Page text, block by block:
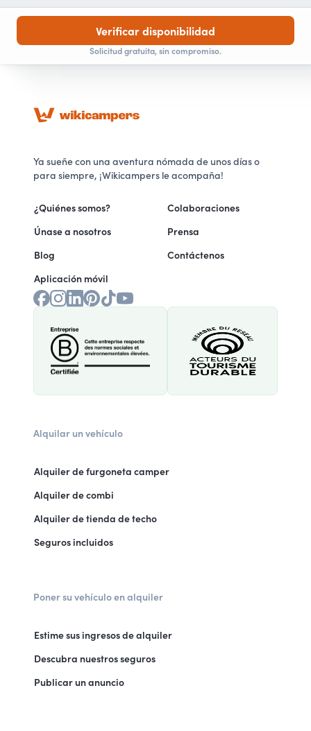
Verificar disponibilidad
Solicitud gratuita, sin compromiso.
Ya sueñe con una aventura nómada de unos días o
para siempre, ¡Wikicampers le acompaña!
¿Quiénes somos?
Únase a nosotros
Blog
Aplicación móvil
Colaboraciones
Prensa
Contáctenos
Alquilar un vehículo
Alquiler de furgoneta camper
Alquiler de combi
Alquiler de tienda de techo
Seguros incluidos
Poner su vehículo en alquiler
Estime sus ingresos de alquiler
Descubra nuestros seguros
Publicar un anuncio